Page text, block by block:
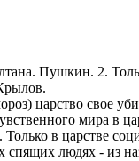
Пушкин. 2.
царство свое
мира в
в царстве
людях - из